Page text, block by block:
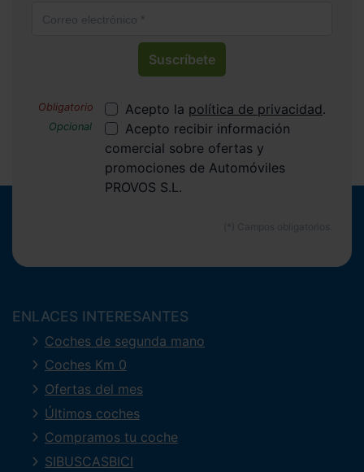
Suscríbete
Acepto la política de privacidad.
Acepto recibir información
comercial sobre ofertas y
promociones de Automóviles
PROVOS S.L.
ENLACES INTERESANTES
Coches de segunda mano
Coches Km 0
Ofertas del mes
Últimos coches
Compramos tu coche
SIBUSCASBICI